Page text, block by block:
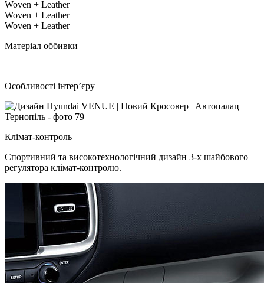
Woven + Leather
Woven + Leather
Woven + Leather
Матеріал оббивки
Особливості інтер’єру
Клімат-контроль
Спортивний та високотехнологічний дизайн 3-х шайбового
регулятора клімат-контролю.